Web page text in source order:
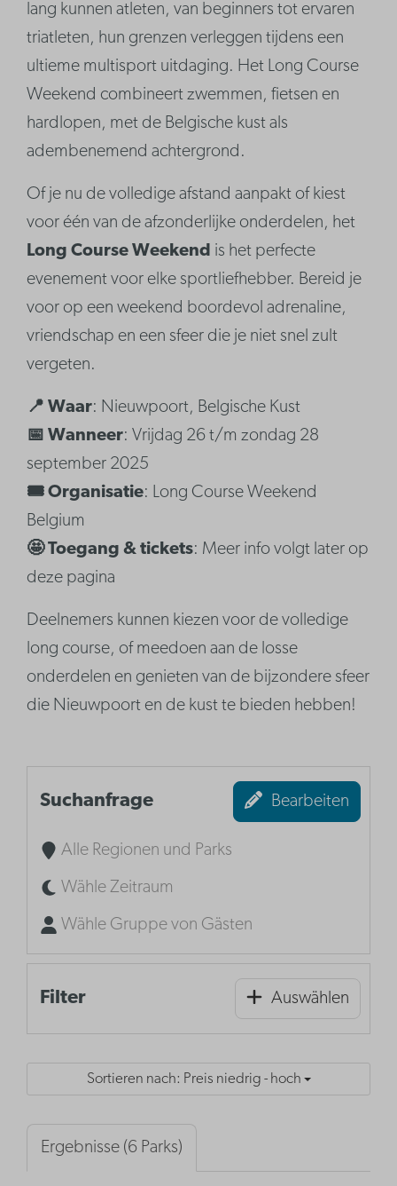
lang kunnen atleten, van beginners tot ervaren
triatleten, hun grenzen verleggen tijdens een
ultieme multisport uitdaging. Het Long Course
Weekend combineert zwemmen, fietsen en
hardlopen, met de Belgische kust als
adembenemend achtergrond.
Of je nu de volledige afstand aanpakt of kiest
voor één van de afzonderlijke onderdelen, het
Long Course Weekend is het perfecte
evenement voor elke sportliefhebber. Bereid je
voor op een weekend boordevol adrenaline,
vriendschap en een sfeer die je niet snel zult
vergeten.
📍 Waar: Nieuwpoort, Belgische Kust
📅 Wanneer: Vrijdag 26 t/m zondag 28
september 2025
🎟️ Organisatie: Long Course Weekend
Belgium
🤩 Toegang & tickets: Meer info volgt later op
deze pagina
Deelnemers kunnen kiezen voor de volledige
long course, of meedoen aan de losse
onderdelen en genieten van de bijzondere sfeer
die Nieuwpoort en de kust te bieden hebben!
Suchanfrage Bearbeiten
Alle Regionen und Parks
Wähle Zeitraum
Wähle Gruppe von Gästen
Filter Auswählen
Sortieren nach: Preis niedrig - hoch
Ergebnisse (6 Parks)